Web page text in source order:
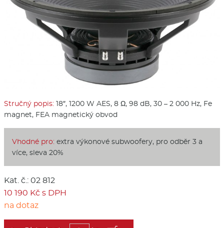
Stručný popis: 18″, 1200 W AES, 8 Ω, 98 dB, 30 – 2 000 Hz, Fe
magnet, FEA magnetický obvod
Vhodné pro: extra výkonové subwoofery, pro odběr 3 a
více, sleva 20%
Kat. č.: 02 812
10 190 Kč s DPH
na dotaz